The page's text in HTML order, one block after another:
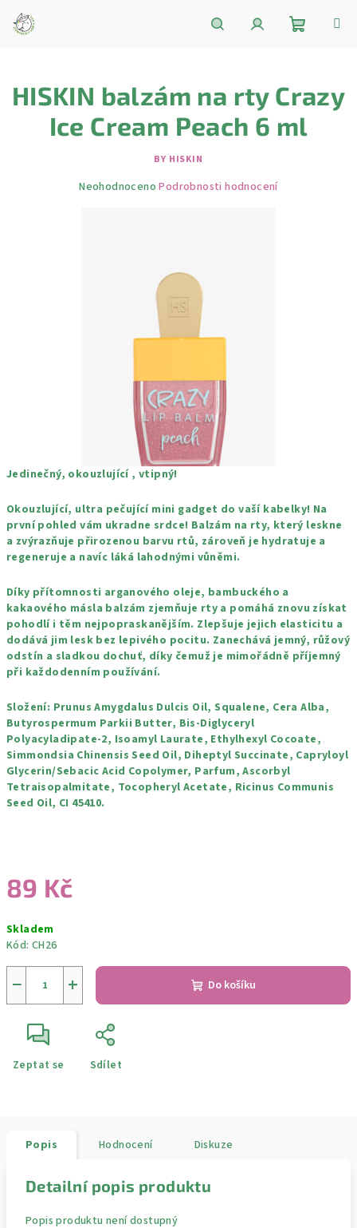
obsah
košík
Jedinečný, okouzlující , vtipný!
Okouzlující, ultra pečující mini gadget do vaší kabelky! Na
první pohled vám ukradne srdce! Balzám na rty, který leskne
a zvýrazňuje přirozenou barvu rtů, zároveň je hydratuje a
regeneruje a navíc láká lahodnými vůněmi.
Díky přítomnosti arganového oleje, bambuckého a
kakaového másla balzám zjemňuje rty a pomáhá znovu získat
pohodlí i těm nejpopraskanějším. Zlepšuje jejich elasticitu a
dodává jim lesk bez lepivého pocitu. Zanechává jemný, růžový
odstín a sladkou dochuť, díky čemuž je mimořádně příjemný
při každodenním používání.
Složení: Prunus Amygdalus Dulcis Oil, Squalene, Cera Alba,
Butyrospermum Parkii Butter, Bis-Diglyceryl
Polyacyladipate-2, Isoamyl Laurate, Ethylhexyl Cocoate,
Simmondsia Chinensis Seed Oil, Diheptyl Succinate, Capryloyl
Glycerin/Sebacic Acid Copolymer, Parfum, Ascorbyl
Tetraisopalmitate, Tocopheryl Acetate, Ricinus Communis
Seed Oil, CI 45410.
89 Kč
cena:
Skladem
Kód: CH26
+
− Do košíku
Zeptat se Sdílet
HISKIN balzám na rty Crazy
Ice Cream Peach 6 ml
BY HISKIN
Průměrné
Neohodnoceno Podrobnosti hodnocení
Popis Hodnocení Diskuze
Detailní popis produktu
Popis produktu není dostupný